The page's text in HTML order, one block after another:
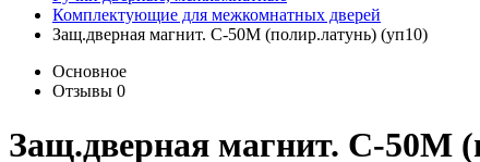
Комплектующие для межкомнатных дверей
Защ.дверная магнит. С-50М (полир.латунь) (уп10)
Основное
Отзывы 0
Защ.дверная магнит. С-50М